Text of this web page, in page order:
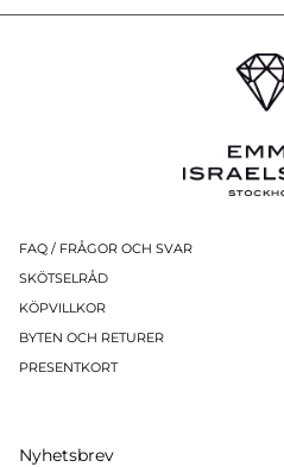
FAQ / FRÅGOR OCH SVAR
SKÖTSELRÅD
KÖPVILLKOR
BYTEN OCH RETURER
PRESENTKORT
Nyhetsbrev